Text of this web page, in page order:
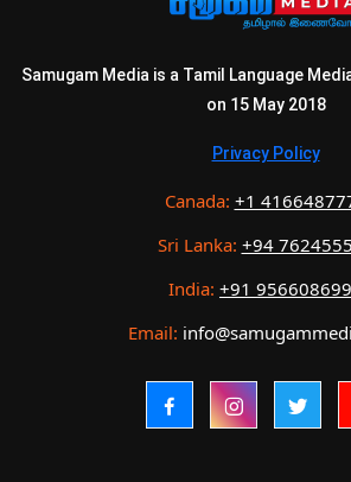
Samugam Media is a Tamil Language
on 15 May 2018
Privacy Policy
Canada: +1
Sri Lanka: +94
India: +91
Email: